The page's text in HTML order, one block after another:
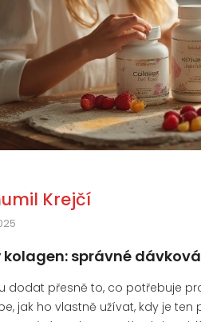
Krejčí
správné
dodat přesně to, co potřebuje
jak ho vlastně užívat, kdy je